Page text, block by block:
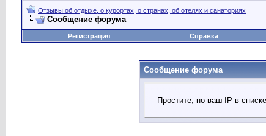
Отзывы об отдыхе, о курортах, о странах, об отелях и санаториях
Сообщение форума
Регистрация
Справка
Сообщение форума
Простите, но ваш IP в